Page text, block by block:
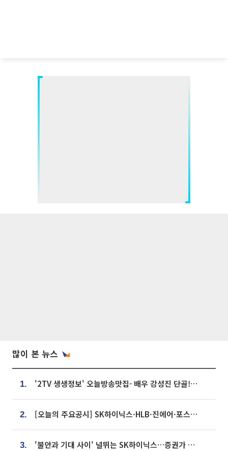
많이 본 뉴스
1. '2TV 생생정보' 오늘방송맛집- 배우 강성진 단골! 쌀국수ㆍ푸팟퐁 커리 맛집 '블○○○'
2. [오늘의 주요공시] SK하이닉스·HLB·진에어·포스코홀딩스·네이버·대우건설 등
3. '불안과 기대 사이' 널뛰는 SK하이닉스…증권가 "HBM4·LTA 기반 펀터멘털 견고"